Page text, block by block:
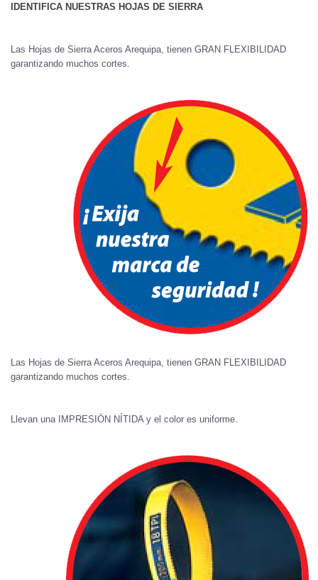
IDENTIFICA NUESTRAS HOJAS DE SIERRA
Las Hojas de Sierra Aceros Arequipa, tienen GRAN FLEXIBILIDAD
garantizando muchos cortes.
Las Hojas de Sierra Aceros Arequipa, tienen GRAN FLEXIBILIDAD
garantizando muchos cortes.
Llevan una IMPRESIÓN NÍTIDA y el color es uniforme.